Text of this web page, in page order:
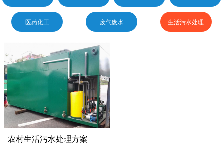
医药化工 废气废水 生活污水处理
农村生活污水处理方案